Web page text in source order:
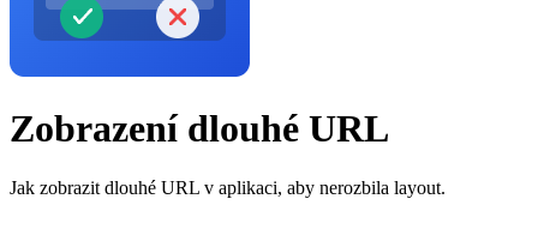
Zobrazení dlouhé URL
Jak zobrazit dlouhé URL v aplikaci, aby nerozbila layout.